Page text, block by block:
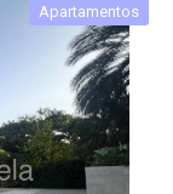
Apartamentos